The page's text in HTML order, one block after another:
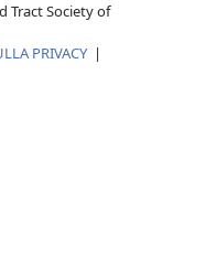
Tract Society of
PRIVACY |